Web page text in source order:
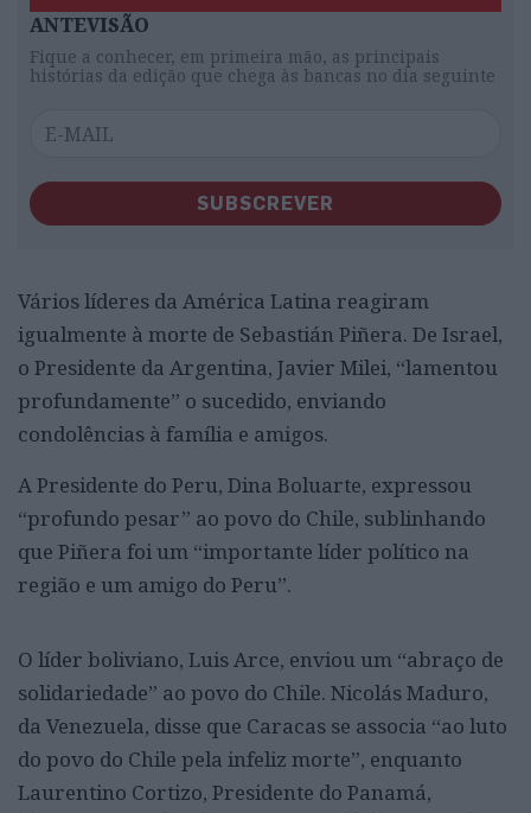
ANTEVISÃO
Fique a conhecer, em primeira mão, as principais
histórias da edição que chega às bancas no dia seguinte
SUBSCREVER
Vários líderes da América Latina reagiram
igualmente à morte de Sebastián Piñera. De Israel,
o Presidente da Argentina, Javier Milei, “lamentou
profundamente” o sucedido, enviando
condolências à família e amigos.
A Presidente do Peru, Dina Boluarte, expressou
“profundo pesar” ao povo do Chile, sublinhando
que Piñera foi um “importante líder político na
região e um amigo do Peru”.
O líder boliviano, Luis Arce, enviou um “abraço de
solidariedade” ao povo do Chile. Nicolás Maduro,
da Venezuela, disse que Caracas se associa “ao luto
do povo do Chile pela infeliz morte”, enquanto
Laurentino Cortizo, Presidente do Panamá,